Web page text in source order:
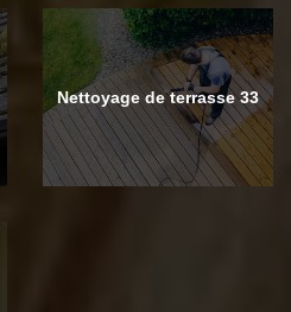
Nettoyage de terrasse 33